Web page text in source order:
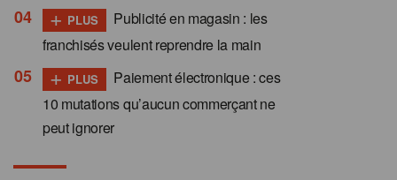
+ PLUS
Publicité en magasin : les
franchisés veulent reprendre la main
+ PLUS
Paiement électronique : ces
10 mutations qu’aucun commerçant ne
peut ignorer